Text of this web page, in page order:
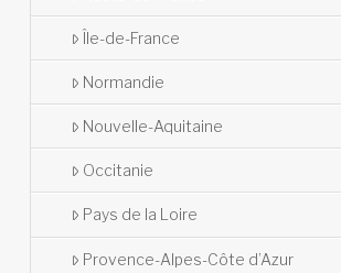
Île-de-France
Normandie
Nouvelle-Aquitaine
Occitanie
Pays de la Loire
Provence-Alpes-Côte d’Azur